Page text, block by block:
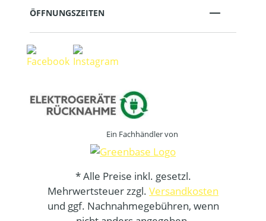
ÖFFNUNGSZEITEN
Ein Fachhändler von
* Alle Preise inkl. gesetzl.
Mehrwertsteuer zzgl. Versandkosten
und ggf. Nachnahmegebühren, wenn